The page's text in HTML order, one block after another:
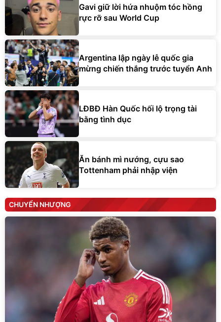
Gavi giữ lời hứa nhuộm tóc hồng
rực rỡ sau World Cup
Argentina lập ngày lễ quốc gia
mừng chiến thắng trước tuyển Anh
LĐBĐ Hàn Quốc hối lộ trọng tài
bằng tình dục
Ăn bánh mì nướng, cựu sao
Tottenham phải nhập viện
CHUYỂN NHƯỢNG